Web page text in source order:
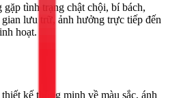
gặp tình trạng chật chội, bí bách,
gian lưu trữ, ảnh hưởng trực tiếp đến
hoạt.
kế thông minh về màu sắc, ánh